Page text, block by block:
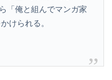
「俺と組んでマンガ家
けられる。